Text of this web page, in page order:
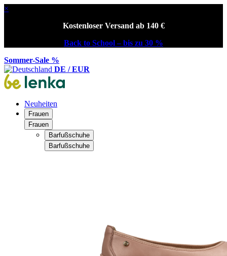
×
Kostenloser Versand ab 140 €
Back to School – bis zu 30 %
Sommer-Sale %
DE / EUR
Neuheiten
Frauen
Frauen
Barfußschuhe
Barfußschuhe